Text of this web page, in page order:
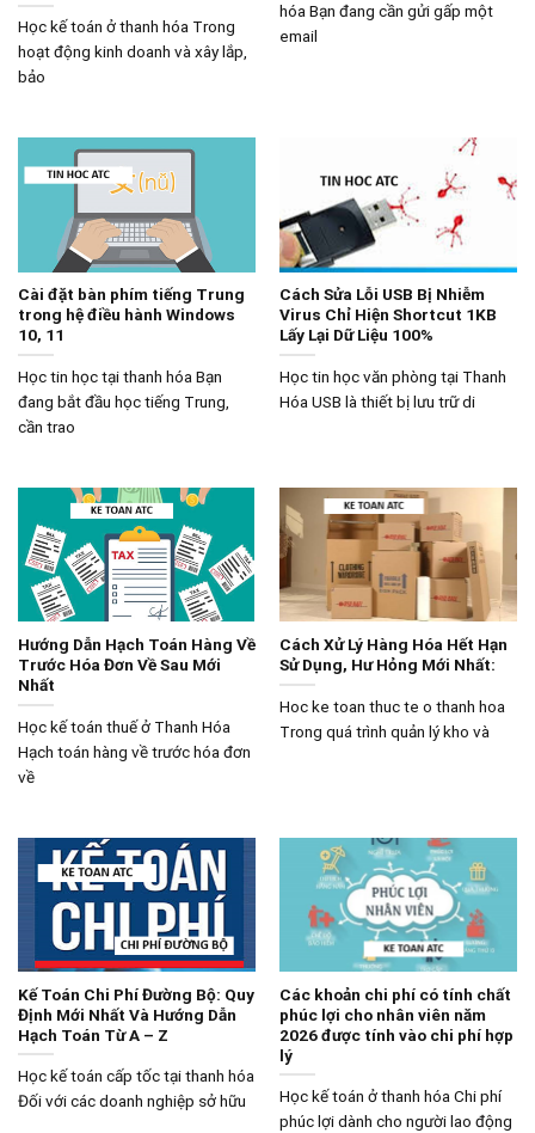
Học kế toán ở thanh hóa Trong
hoạt động kinh doanh và xây lắp,
bảo
hóa Bạn đang cần gửi gấp một
email
Cài đặt bàn phím tiếng Trung
trong hệ điều hành Windows
10, 11
Học tin học tại thanh hóa Bạn
đang bắt đầu học tiếng Trung,
cần trao
Cách Sửa Lỗi USB Bị Nhiễm
Virus Chỉ Hiện Shortcut 1KB
Lấy Lại Dữ Liệu 100%
Học tin học văn phòng tại Thanh
Hóa USB là thiết bị lưu trữ di
Hướng Dẫn Hạch Toán Hàng Về
Trước Hóa Đơn Về Sau Mới
Nhất
Học kế toán thuế ở Thanh Hóa
Hạch toán hàng về trước hóa đơn
về
Cách Xử Lý Hàng Hóa Hết Hạn
Sử Dụng, Hư Hỏng Mới Nhất:
Hoc ke toan thuc te o thanh hoa
Trong quá trình quản lý kho và
Kế Toán Chi Phí Đường Bộ: Quy
Định Mới Nhất Và Hướng Dẫn
Hạch Toán Từ A – Z
Học kế toán cấp tốc tại thanh hóa
Đối với các doanh nghiệp sở hữu
Các khoản chi phí có tính chất
phúc lợi cho nhân viên năm
2026 được tính vào chi phí hợp
lý
Học kế toán ở thanh hóa Chi phí
phúc lợi dành cho người lao động